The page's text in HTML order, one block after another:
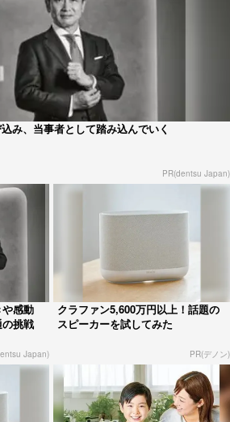
み、当事者として踏み込んでいく
PR(dentsu Japan)
や感動
挑戦
Japan)
クラファン5,600万円以上！話題の
スピーカーを試してみた
PR(デノン)